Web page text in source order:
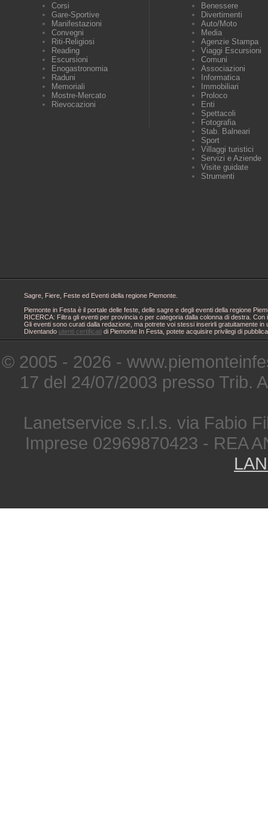
Corsi
Gare-Sportive
Manifestazioni
Convegni
Riti-Religiosi
Reading
Escursioni
Enogastronomia
Raduni
Memoriali
Mostre-Mercato
Rievocazioni
Benessere
Divertimenti
Auto/Moto
Media
Agenzie Stampa
Viaggi Escursioni
Comuni
Associazioni
Informatica
Immobiliari
Proloco
Enti
Spettacoli
Fotografia
Stab. Balneari
Sport
Villaggi turistici
Servizi e Aziende
Visite guidate
Strumenti
Sagre, Fiere, Feste ed Eventi della regione Piemonte.
Piemonte in Festa è il portale delle feste, delle sagre e degli eventi della regione
RICERCA: Filtra gli eventi per provincia o per categoria dalla colonna di destra.
Gli eventi sono curati dalla redazione, ma potrete voi stessi inserirli gratuitamente
Diventando utenti certificati di Piemonte In Festa, potete acquisire privilegi di
© 2005 - 2026 -
17 del 24/07/2003 presso Trib.
Lanetservice s.r.l.s. via Fabio
Imprese 02969870423 - REA